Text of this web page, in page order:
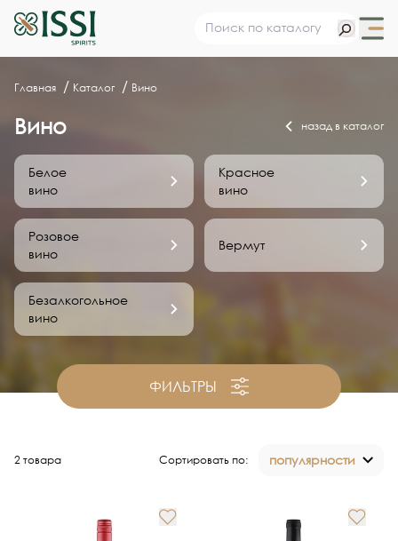
Главная Каталог Вино
Вино назад в каталог
Белое
вино
Красное
вино
Розовое
вино
Вермут
Безалкогольное
вино
ФИЛЬТРЫ
2 товара Сортировать по: популярности